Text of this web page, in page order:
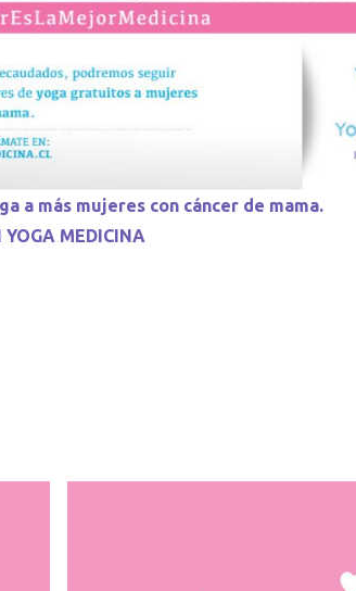
a más mujeres con cáncer de mama.
MEDICINA